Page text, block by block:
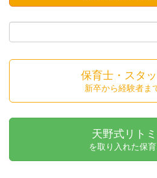
保育士・スタ
新卒から経験者ま
天野式リト
を取り入れた保